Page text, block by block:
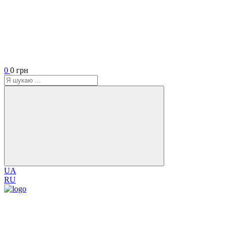
0 0 грн
UA
RU